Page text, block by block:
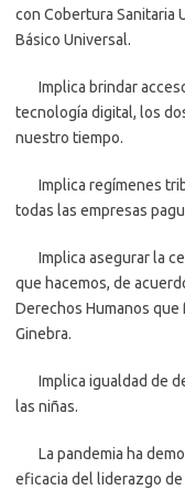
con Cobertura Sanitaria
Básico Universal.
Implica brindar
tecnología digital, los
nuestro tiempo.
Implica regímenes
todas las empresas
Implica asegurar la
que hacemos, de
Derechos Humanos
Ginebra.
Implica igualdad de
las niñas.
La pandemia ha
eficacia del liderazgo de